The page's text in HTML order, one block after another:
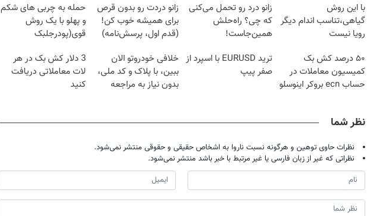
با این روش
گیاهی،تناسب اندام دیگر
رویا نیست
زانو درد رو تحمل می‌کنی
که چی؟ راه‌حلش
همین‌جاست!
زانو دردت رو بدون قرص
برای همیشه خوب کن!
(قدم اول، پرسش‌نامه)
حمله به چربی های شکم
و پهلو با یک روش
قوی(پودرجلبک
۵۰ درصد کش بک
کمیسیون معاملات در
حساب ecn بروکر اینوسلو
ترید EURUSD با اسپرد از
صفر پیپ
خلافی خودروتو الان
ببین، با پلاک و کد ملی،
بدون نیاز به مراجعه
3 دلار کش بک در هر
لات معاملاتی دریافت
کنید
نظر شما
نظرات حاوی توهین و هرگونه نسبت ناروا به اشخاص حقیقی و حقوقی منتشر نمی‌شود.
نظراتی که غیر از زبان فارسی یا غیر مرتبط با خبر باشد منتشر نمی‌شود.
روزنامه‌های ورزشی شنبه ۱۷ مرداد ۱۴۰۵ روزنامه‌های ورزشی یکشنبه ۱۸ مرداد ۱۴۰۵